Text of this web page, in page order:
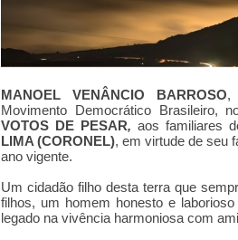
MANOEL VENÂNCIO BARROSO,
Movimento Democrático Brasileiro,
VOTOS DE PESAR, aos familiares
LIMA (CORONEL), em virtude de seu
ano vigente.
Um cidadão filho desta terra que
filhos, um homem honesto e
legado na vivência harmoniosa com